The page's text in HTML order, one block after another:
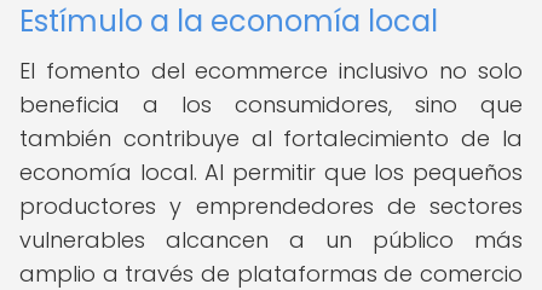
Estímulo a la economía local
El fomento del ecommerce inclusivo no solo
beneficia a los consumidores, sino que
también contribuye al fortalecimiento de la
economía local. Al permitir que los pequeños
productores y emprendedores de sectores
vulnerables alcancen a un público más
amplio a través de plataformas de comercio